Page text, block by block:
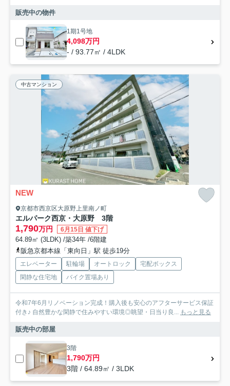
販売中の物件
1期1号地
4,098万円
- / 93.77㎡ / 4LDK
中古マンション
NEW
京都市西京区大原野上里南ノ町
エルパーク西京・大原野 3階
1,790万円 6月15日 値下げ
64.89㎡ (3LDK) /築34年 /6階建
阪急京都本線「東向日」駅 徒歩19分
エレベーター 駐輪場 オートロック
宅配ボックス
閑静な住宅地
バイク置場あり
令和7年6月リノベーション完成！購入後も安心のアフターサービス保証
付き♪ 自然豊かな閑静で住みやすい環境◎眺望・日当り良... もっと見る
販売中の部屋
3階
1,790万円
3階 / 64.89㎡ / 3LDK